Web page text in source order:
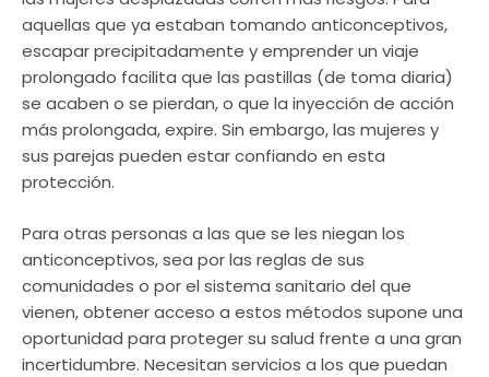
aquellas que ya estaban tomando anticonceptivos,
escapar precipitadamente y emprender un viaje
prolongado facilita que las pastillas (de toma diaria)
se acaben o se pierdan, o que la inyección de acción
más prolongada, expire. Sin embargo, las mujeres y
sus parejas pueden estar confiando en esta
protección.
Para otras personas a las que se les niegan los
anticonceptivos, sea por las reglas de sus
comunidades o por el sistema sanitario del que
vienen, obtener acceso a estos métodos supone una
oportunidad para proteger su salud frente a una gran
incertidumbre. Necesitan servicios a los que puedan